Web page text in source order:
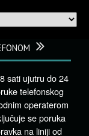
sati ujutru do 24
telefonskog
operaterom
se poruka
na liniji od